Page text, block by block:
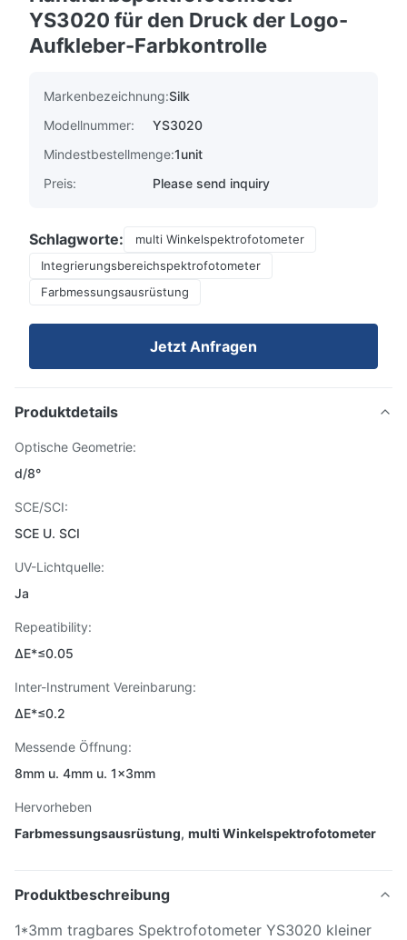
YS3020 für den Druck der Logo-
Aufkleber-Farbkontrolle
Markenbezeichnung:Silk
Modellnummer:
YS3020
Mindestbestellmenge:1unit
Preis:
Please send inquiry
Schlagworte:
multi Winkelspektrofotometer
Integrierungsbereichspektrofotometer
Farbmessungsausrüstung
Jetzt Anfragen
Produktdetails
Optische Geometrie:
d/8°
SCE/SCI:
SCE U. SCI
UV-Lichtquelle:
Ja
Repeatibility:
ΔE*≤0.05
Inter-Instrument Vereinbarung:
ΔE*≤0.2
Messende Öffnung:
8mm u. 4mm u. 1×3mm
Hervorheben
Farbmessungsausrüstung, multi Winkelspektrofotometer
Produktbeschreibung
1*3mm tragbares Spektrofotometer YS3020 kleiner